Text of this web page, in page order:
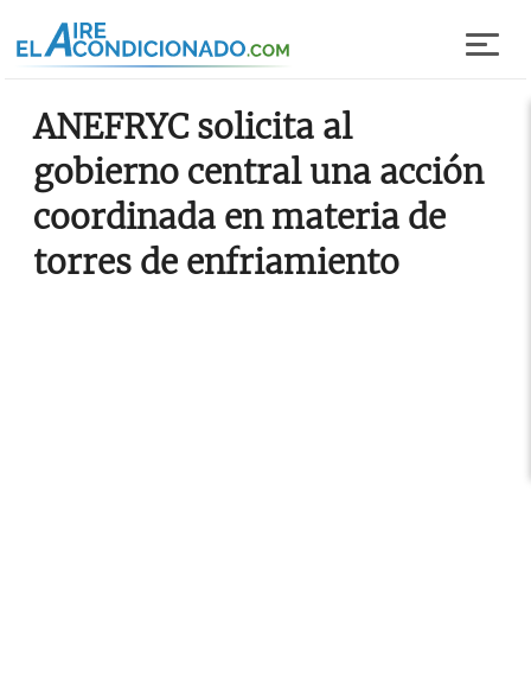
ANEFRYC solicita al
gobierno central una acción
coordinada en materia de
torres de enfriamiento